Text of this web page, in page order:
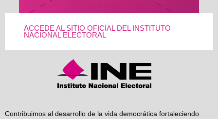
ACCEDE AL SITIO OFICIAL DEL INSTITUTO
NACIONAL ELECTORAL
Contribuimos al desarrollo de la vida democrática fortaleciendo